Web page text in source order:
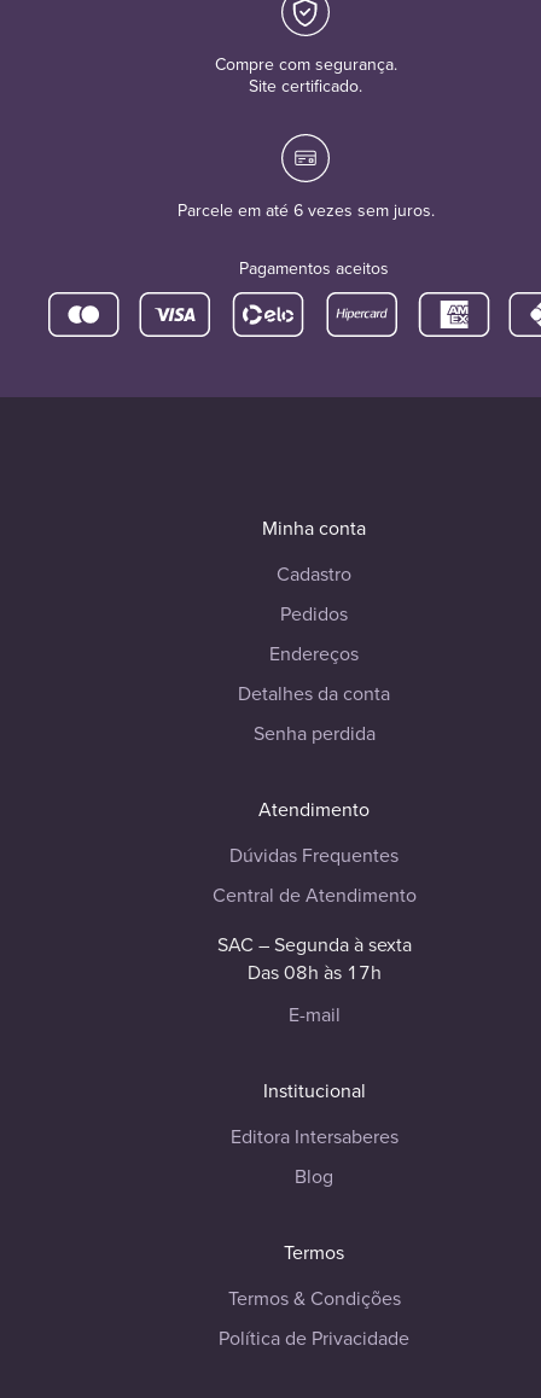
Compre com segurança.
Site certificado.
Parcele em até 6 vezes sem juros.
Pagamentos aceitos
Minha conta
Cadastro
Pedidos
Endereços
Detalhes da conta
Senha perdida
Atendimento
Dúvidas Frequentes
Central de Atendimento
SAC – Segunda à sexta
Das 08h às 17h
E-mail
Institucional
Editora Intersaberes
Blog
Termos
Termos & Condições
Política de Privacidade